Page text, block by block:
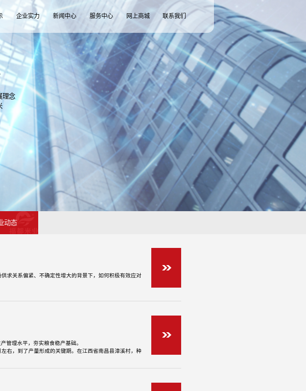
企业实力 新闻中心 服务中心 网上商城 联系我们
理念
动态
求关系偏紧、不确定性增大的背景下，如何积极有效应对
管理水平，夯实粮食稳产基础。
右，到了产量形成的关键期。在江西省南昌县漳溪村，种